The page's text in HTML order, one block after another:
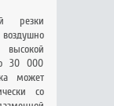
резки
30 000
может
со